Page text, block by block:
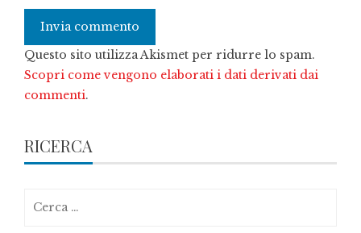
Questo sito utilizza Akismet per ridurre lo spam.
Scopri come vengono elaborati i dati derivati dai
commenti.
RICERCA